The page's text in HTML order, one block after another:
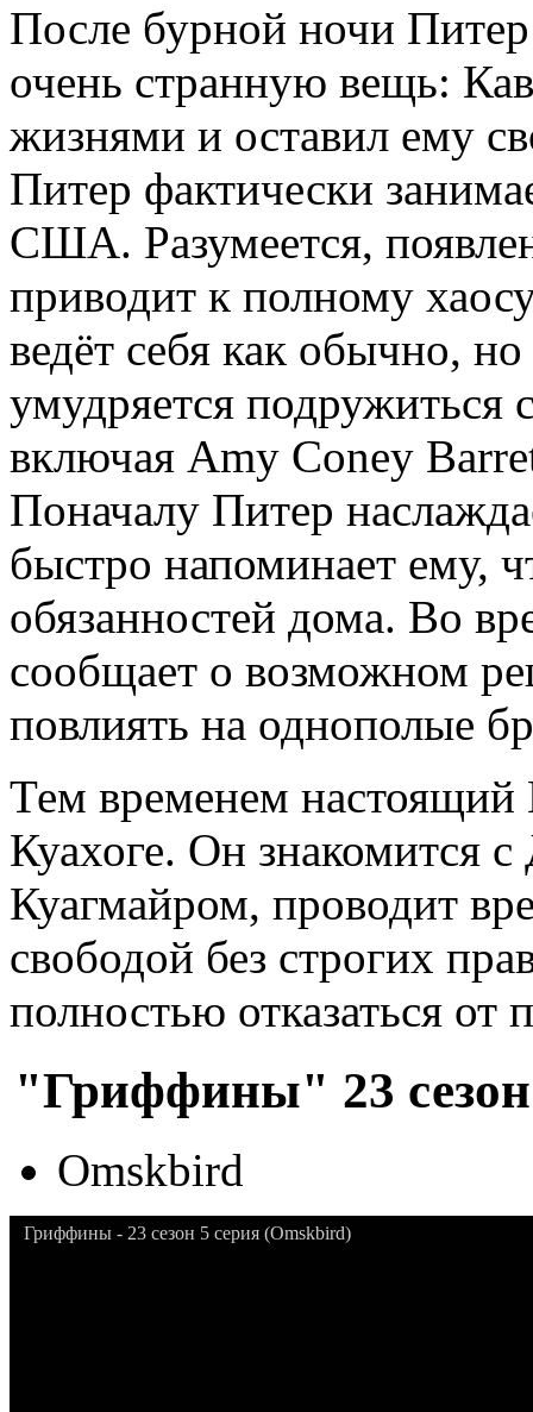
После бурной ночи
очень странную вещь:
жизнями и оставил ему
Питер фактически
США. Разумеется,
приводит к полному
ведёт себя как обычно,
умудряется подружиться
включая Amy Coney
Поначалу Питер
быстро напоминает ему,
обязанностей дома. Во
сообщает о возможном
повлиять на однополые
Тем временем настоящий
Куахоге. Он знакомится
Куагмайром, проводит
свободой без строгих
полностью отказаться
"Гриффины" 23 сезон
Omskbird
Гриффины - 23 сезон 5 серия (Omskbird)